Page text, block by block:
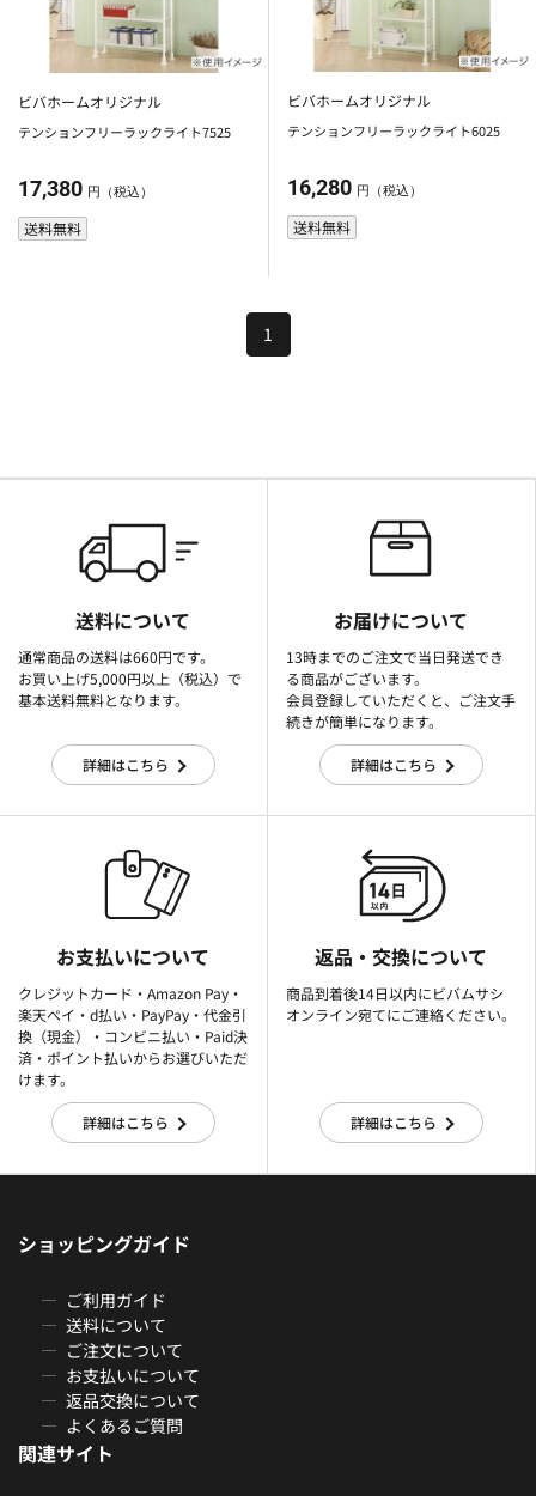
ビバホームオリジナル
テンションフリーラックライト7525
17,380 円（税込）
送料無料
ビバホームオリジナル
テンションフリーラックライト6025
16,280 円（税込）
送料無料
1
送料について
通常商品の送料は660円です。
お買い上げ5,000円以上（税込）で
基本送料無料となります。
詳細はこちら
お届けについて
13時までのご注文で当日発送でき
る商品がございます。
会員登録していただくと、ご注文手
続きが簡単になります。
詳細はこちら
お支払いについて
クレジットカード・Amazon Pay・
楽天ぺイ・d払い・PayPay・代金引
換（現金）・コンビニ払い・Paid決
済・ポイント払いからお選びいただ
けます。
詳細はこちら
返品・交換について
商品到着後14日以内にビバムサシ
オンライン宛てにご連絡ください。
詳細はこちら
ショッピングガイド
ご利用ガイド
送料について
ご注文について
お支払いについて
返品交換について
よくあるご質問
関連サイト